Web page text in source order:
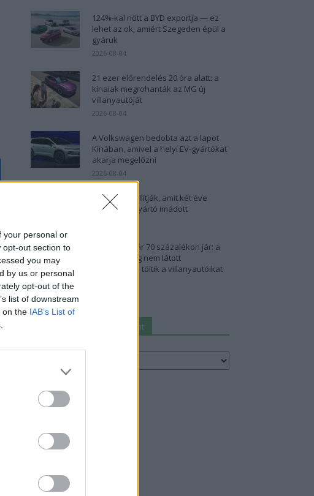
your personal or
opt-out section to
you may
by us or personal
opt-out of the
list of downstream
on the IAB’s List of
124%-kal nőtt a BYD exportja — ez
lehet az ok, amiért Szegeden épül a
gyáruk
2026-08-04
21 ezer előrendelés 20 óra alatt: a
kínaiak megrohanták az MG új
villanyautóját
2026-08-04
A Volkswagen bedobta azt a lapot
Kínában, amivel a helyi EV-gyártókat
akarja megelőzni
2026-08-04
A kínaiak leállítják, amit két éve
minden EV-gyártó imádott
5 perc, és már 70 százalékon jár: a
kínaiak eddig nem látott
sebességgel töltik a villanyautóikat
Keresés autómárka szerint
Keresés